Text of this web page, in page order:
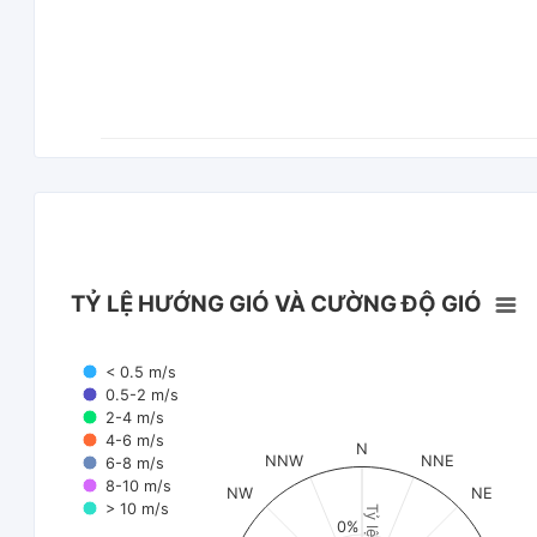
TỶ LỆ HƯỚNG GIÓ VÀ CƯỜNG ĐỘ GIÓ
< 0.5 m/s
0.5-2 m/s
2-4 m/s
4-6 m/s
6-8 m/s
8-10 m/s
> 10 m/s
N
NNE
NE
NW
NNW
0%